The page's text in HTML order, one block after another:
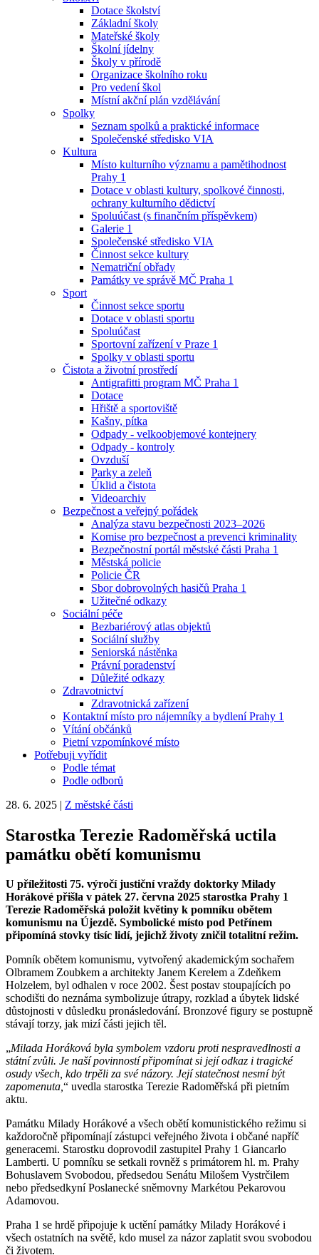
Dotace školství
Základní školy
Mateřské školy
Školní jídelny
Školy v přírodě
Organizace školního roku
Pro vedení škol
Místní akční plán vzdělávání
Spolky
Seznam spolků a praktické informace
Společenské středisko VIA
Kultura
Místo kulturního významu a pamětihodnost
Prahy 1
Dotace v oblasti kultury, spolkové činnosti,
ochrany kulturního dědictví
Spoluúčast (s finančním příspěvkem)
Galerie 1
Společenské středisko VIA
Činnost sekce kultury
Nematriční obřady
Památky ve správě MČ Praha 1
Sport
Činnost sekce sportu
Dotace v oblasti sportu
Spoluúčast
Sportovní zařízení v Praze 1
Spolky v oblasti sportu
Čistota a životní prostředí
Antigrafitti program MČ Praha 1
Dotace
Hřiště a sportoviště
Kašny, pítka
Odpady - velkoobjemové kontejnery
Odpady - kontroly
Ovzduší
Parky a zeleň
Úklid a čistota
Videoarchiv
Bezpečnost a veřejný pořádek
Analýza stavu bezpečnosti 2023–2026
Komise pro bezpečnost a prevenci kriminality
Bezpečnostní portál městské části Praha 1
Městská policie
Policie ČR
Sbor dobrovolných hasičů Praha 1
Užitečné odkazy
Sociální péče
Bezbariérový atlas objektů
Sociální služby
Seniorská nástěnka
Právní poradenství
Důležité odkazy
Zdravotnictví
Zdravotnická zařízení
Kontaktní místo pro nájemníky a bydlení Prahy 1
Vítání občánků
Pietní vzpomínkové místo
Potřebuji vyřídit
Podle témat
Podle odborů
28. 6. 2025 | Z městské části
Starostka Terezie Radoměřská uctila
památku obětí komunismu
U příležitosti 75. výročí justiční vraždy doktorky Milady
Horákové přišla v pátek 27. června 2025 starostka Prahy 1
Terezie Radoměřská položit květiny k pomníku obětem
komunismu na Újezdě. Symbolické místo pod Petřínem
připomíná stovky tisíc lidí, jejichž životy zničil totalitní režim.
Pomník obětem komunismu, vytvořený akademickým sochařem
Olbramem Zoubkem a architekty Janem Kerelem a Zdeňkem
Holzelem, byl odhalen v roce 2002. Šest postav stoupajících po
schodišti do neznáma symbolizuje útrapy, rozklad a úbytek lidské
důstojnosti v důsledku pronásledování. Bronzové figury se postupně
stávají torzy, jak mizí části jejich těl.
„Milada Horáková byla symbolem vzdoru proti nespravedlnosti a
státní zvůli. Je naší povinností připomínat si její odkaz i tragické
osudy všech, kdo trpěli za své názory. Její statečnost nesmí být
zapomenuta,“ uvedla starostka Terezie Radoměřská při pietním
aktu.
Památku Milady Horákové a všech obětí komunistického režimu si
každoročně připomínají zástupci veřejného života i občané napříč
generacemi. Starostku doprovodil zastupitel Prahy 1 Giancarlo
Lamberti. U pomníku se setkali rovněž s primátorem hl. m. Prahy
Bohuslavem Svobodou, předsedou Senátu Milošem Vystrčilem
nebo předsedkyní Poslanecké sněmovny Markétou Pekarovou
Adamovou.
Praha 1 se hrdě připojuje k uctění památky Milady Horákové i
všech ostatních na světě, kdo musel za názor zaplatit svou svobodou
či životem.